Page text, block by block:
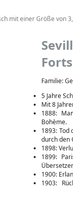
mit einer Größe von
Familie:
5 Jahre
Mit 8
1888:
Bohème.
1893: Tod
durch den
1898:
1899:
1900:
1903: